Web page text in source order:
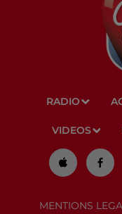
RADIO
VIDEOS
MENTIONS